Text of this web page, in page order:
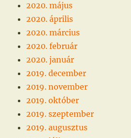
2020. május
2020. április
2020. március
2020. február
2020. január
2019. december
2019. november
2019. október
2019. szeptember
2019. augusztus